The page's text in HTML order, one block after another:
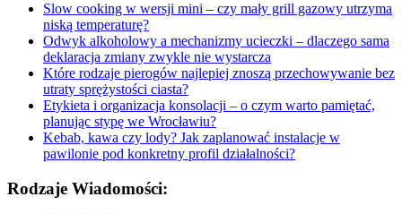
Slow cooking w wersji mini – czy mały grill gazowy utrzyma
niską temperaturę?
Odwyk alkoholowy a mechanizmy ucieczki – dlaczego sama
deklaracja zmiany zwykle nie wystarcza
Które rodzaje pierogów najlepiej znoszą przechowywanie bez
utraty sprężystości ciasta?
Etykieta i organizacja konsolacji – o czym warto pamiętać,
planując stypę we Wrocławiu?
Kebab, kawa czy lody? Jak zaplanować instalacje w
pawilonie pod konkretny profil działalności?
Rodzaje Wiadomości: